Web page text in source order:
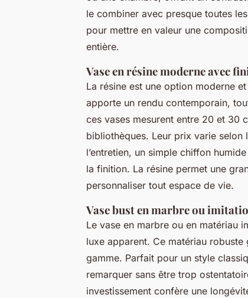
le combiner avec presque toutes
pour mettre en valeur une
entière.
Vase en résine moderne avec
La résine est une option moderne
apporte un rendu contemporain,
ces vases mesurent entre 20 et 30
bibliothèques. Leur prix varie selon
l’entretien, un simple chiffon
la finition. La résine permet une
personnaliser tout espace de vie.
Vase bust en marbre ou
Le vase en marbre ou en matériau
luxe apparent. Ce matériau
gamme. Parfait pour un style
remarquer sans être trop
investissement confère une